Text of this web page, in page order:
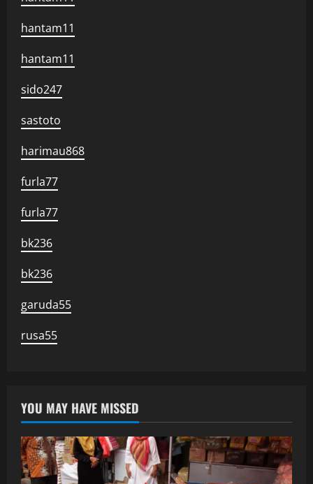
hantam11
hantam11
sido247
sastoto
harimau868
furla77
furla77
bk236
bk236
garuda55
rusa55
YOU MAY HAVE MISSED